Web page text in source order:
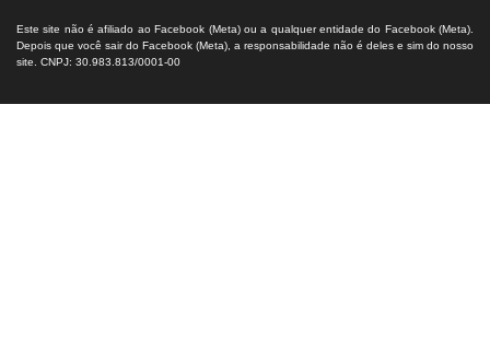
Este site não é afiliado ao Facebook (Meta) ou a qualquer entidade do Facebook (Meta).
Depois que você sair do Facebook (Meta), a responsabilidade não é deles e sim do nosso
site. CNPJ: 30.983.813/0001-00